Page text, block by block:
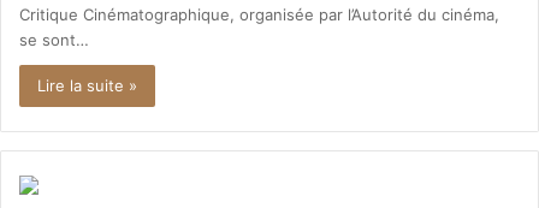
Critique Cinématographique, organisée par l’Autorité du cinéma,
se sont…
Lire la suite »